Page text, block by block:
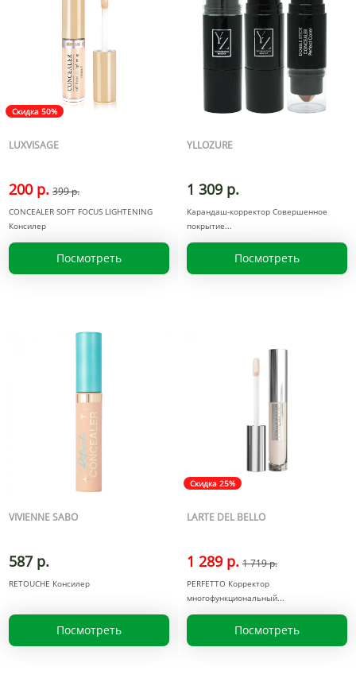
Скидка 50%
LUXVISAGE
200 р. 399 р.
CONCEALER SOFT FOCUS LIGHTENING
Консилер
Посмотреть
YLLOZURE
1 309 р.
Карандаш-корректор Совершенное
покрытие
Посмотреть
VIVIENNE SABO
587 р.
RETOUCHE Консилер
Посмотреть
Скидка 25%
LARTE DEL BELLO
1 289 р. 1 719 р.
PERFETTO Корректор
многофункциональный
Посмотреть